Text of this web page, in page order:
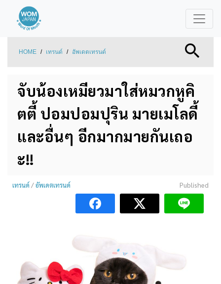
HOME / เทรนด์ / อัพเดตเทรนด์
จับน้องเหมียวมาใส่หมวกหูคิ
ตตี้ ปอมปอมปุริน มายเมโลดี้
และอื่นๆ อีกมากมายกันเถอ
ะ!!
เทรนด์/อัพเดตเทรนด์ Published